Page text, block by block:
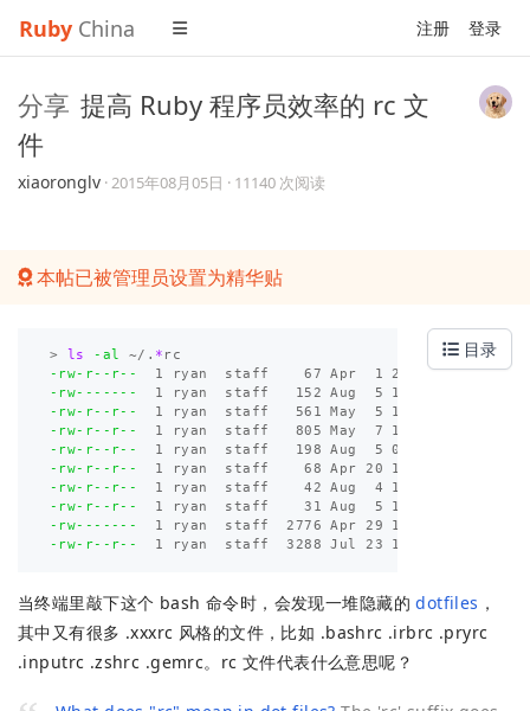
Ruby China 注册 登录
分享 提高 Ruby 程序员效率的 rc 文
件
xiaoronglv ·2015年08月05日 · 11140 次阅读
本帖已被管理员设置为精华贴
目录
> ls -al ~/. *
-rw-r--r--
-rw-------
-rw-r--r--
-rw-r--r--
-rw-r--r--
-rw-r--r--
-rw-r--r--
-rw-r--r--
-rw-------
-rw-r--r--
当终端里敲下这个 bash 命令时，会发现一堆隐藏的dotfiles ，
其中又有很多 .xxxrc 风格的文件，比如 .bashrc .irbrc .pryrc
.inputrc .zshrc .gemrc。rc 文件代表什么意思呢？